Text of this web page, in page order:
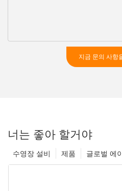
지금 문의 사항
너는 좋아 할거야
글로벌 에
제품
수영장 설비